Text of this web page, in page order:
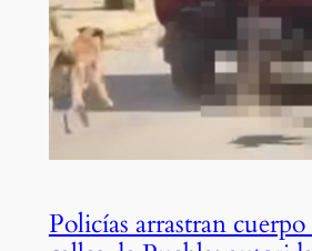
Policías arrastran